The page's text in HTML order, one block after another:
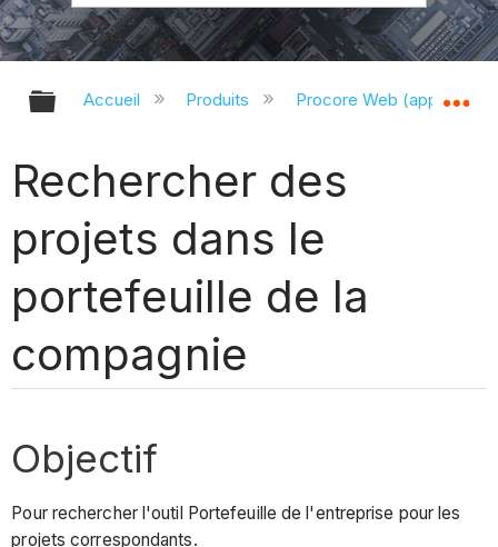
Développer/réduire la hiérarchie
Accueil Produits Procore Web
Rechercher des
projets dans le
portefeuille de la
compagnie
Objectif
Pour rechercher l'outil Portefeuille de l'entreprise pour les
projets correspondants.